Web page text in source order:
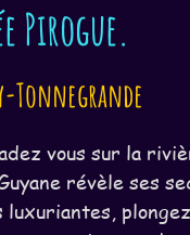
Pirogue.
Tonnegrande
vous sur la
révèle ses